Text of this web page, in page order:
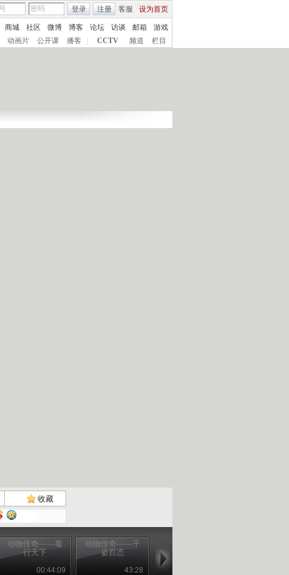
客服 设为首页
登录 注册
商城 社区 微博 博客 论坛 访谈 邮箱
游戏
动画片 公开课 播客 CCTV 频道 栏目
收藏
动物传奇——毒
行天下
00:44:09
动物传奇——千
姿百态
43:28